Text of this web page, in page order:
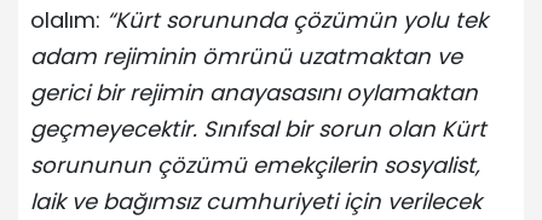
olalım: “Kürt sorununda çözümün yolu tek
adam rejiminin ömrünü uzatmaktan ve
gerici bir rejimin anayasasını oylamaktan
geçmeyecektir. Sınıfsal bir sorun olan Kürt
sorununun çözümü emekçilerin sosyalist,
laik ve bağımsız cumhuriyeti için verilecek